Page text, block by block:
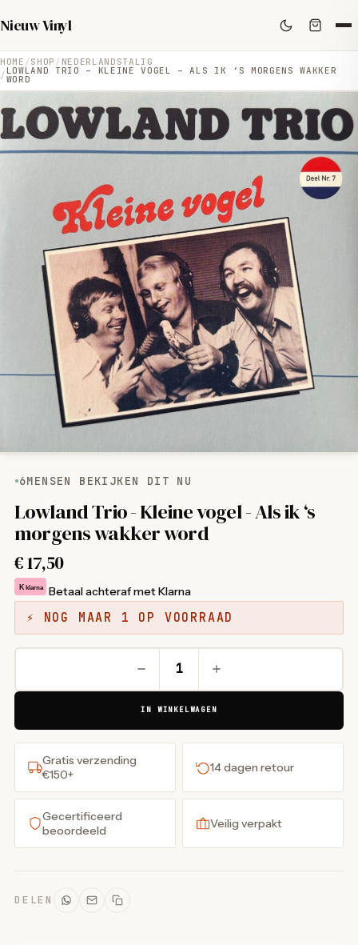
Nieuw Vinyl
HOME SHOP NEDERLANDSTALIG
LOWLAND TRIO – KLEINE VOGEL – ALS IK ‘S MORGENS WAKKER
WORD
6MENSEN BEKIJKEN DIT NU
Lowland Trio - Kleine vogel - Als ik ‘s
morgens wakker word
€17,50
K klarna Betaal achteraf met Klarna
⚡ NOG MAAR 1 OP VOORRAAD
IN WINKELWAGEN
Gratis verzending
€150+
14 dagen retour
Gecertificeerd
beoordeeld
Veilig verpakt
DELEN